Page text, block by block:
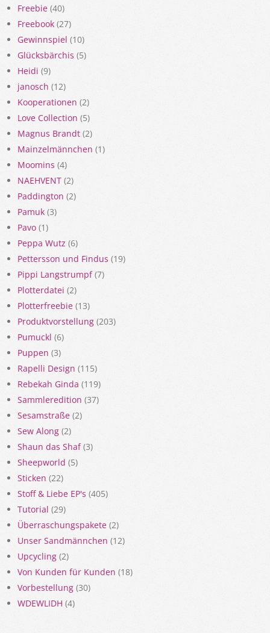
Freebie (40)
Freebook (27)
Gewinnspiel (10)
Glücksbärchis (5)
Heidi (9)
janosch (12)
Kooperationen (2)
Love Collection (5)
Magnus Brandt (2)
Mainzelmännchen (1)
Moomins (4)
NAEHVENT (2)
Paddington (2)
Pamuk (3)
Pavo (1)
Peppa Wutz (6)
Pettersson und Findus (19)
Pippi Langstrumpf(7)
Plotterdatei (2)
Plotterfreebie (13)
Produktvorstellung (203)
Pumuckl (6)
Puppen (3)
Rapelli Design (115)
Rebekah Ginda (119)
Sammleredition (37)
Sesamstraße (2)
Sew Along (2)
Shaun das Shaf(3)
Sheepworld (5)
Sticken (22)
Stoff & Liebe EP's (405)
Tutorial (29)
Überraschungspakete (2)
Unser Sandmännchen (12)
Upcycling (2)
Von Kunden für Kunden (18)
Vorbestellung (30)
WDEWLIDH (4)